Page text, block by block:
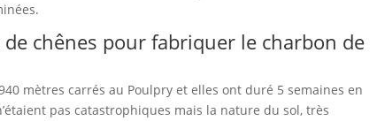
chênes pour fabriquer le charbon de
mètres carrés au Poulpry et elles ont duré 5 semaines en
pas catastrophiques mais la nature du sol, très